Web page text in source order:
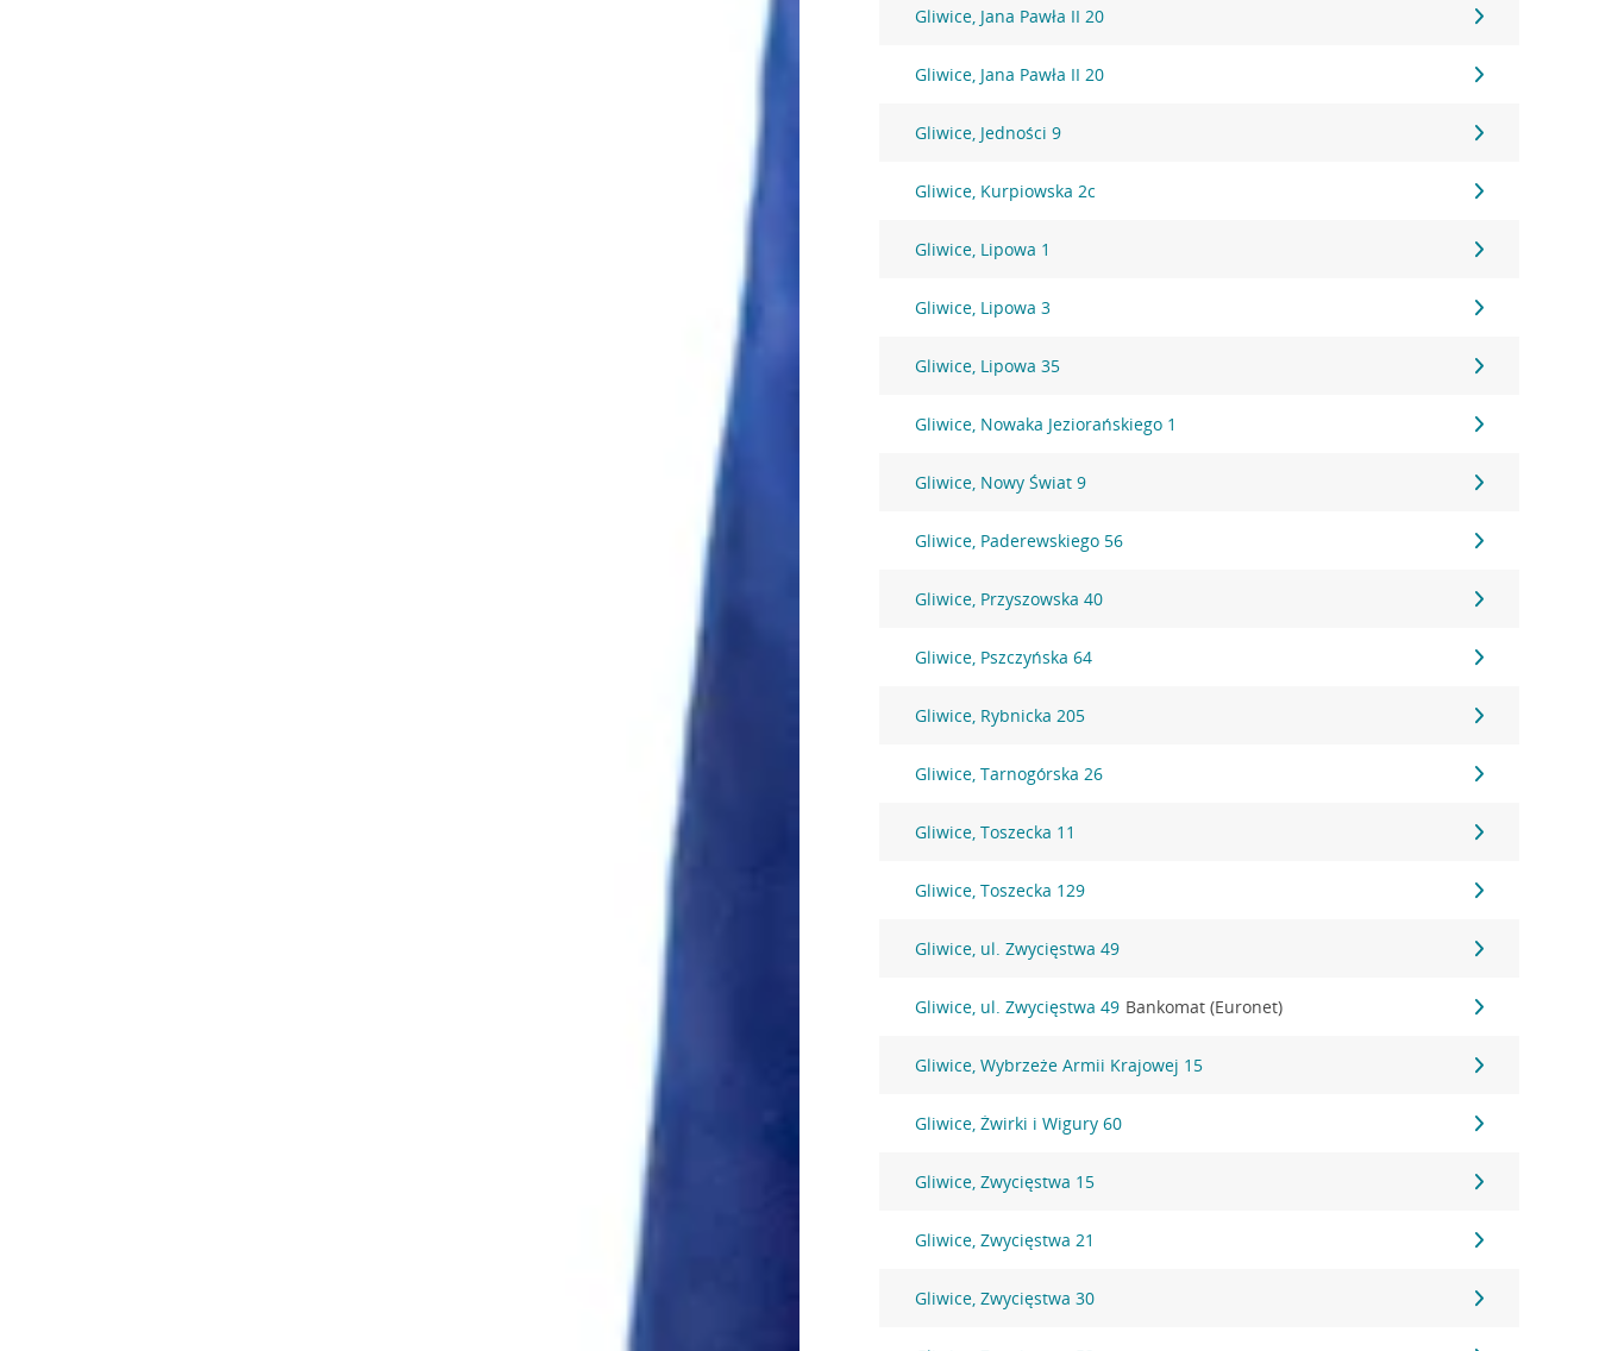
Gliwice, Jana Pawła II 20
Gliwice, Jana Pawła II 20
Gliwice, Jedności 9
Gliwice, Kurpiowska 2c
Gliwice, Lipowa 1
Gliwice, Lipowa 3
Gliwice, Lipowa 35
Gliwice, Nowaka Jeziorańskiego 1
Gliwice, Nowy Świat 9
Gliwice, Paderewskiego 56
Gliwice, Przyszowska 40
Gliwice, Pszczyńska 64
Gliwice, Rybnicka 205
Gliwice, Tarnogórska 26
Gliwice, Toszecka 11
Gliwice, Toszecka 129
Gliwice, ul. Zwycięstwa 49
Gliwice, ul. Zwycięstwa 49 Bankomat (Euronet)
Gliwice, Wybrzeże Armii Krajowej 15
Gliwice, Żwirki i Wigury 60
Gliwice, Zwycięstwa 15
Gliwice, Zwycięstwa 21
Gliwice, Zwycięstwa 30